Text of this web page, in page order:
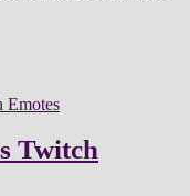
Twitch